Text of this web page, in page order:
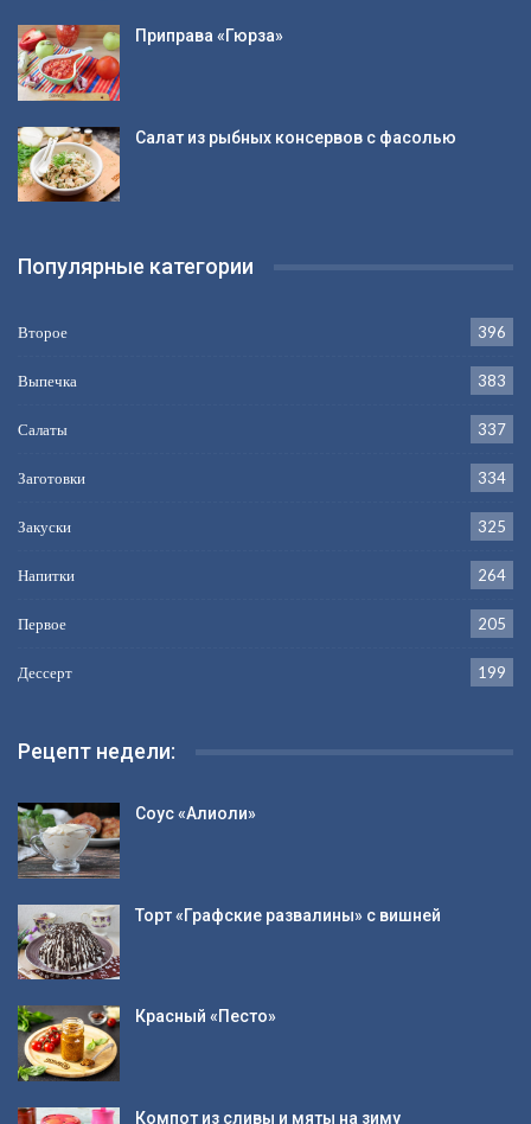
Приправа «Гюрза»
Салат из рыбных консервов с фасолью
Популярные категории
Второе 396
Выпечка 383
Салаты 337
Заготовки 334
Закуски 325
Напитки 264
Первое 205
Дессерт 199
Рецепт недели:
Соус «Алиоли»
Торт «Графские развалины» с вишней
Красный «Песто»
Компот из сливы и мяты на зиму